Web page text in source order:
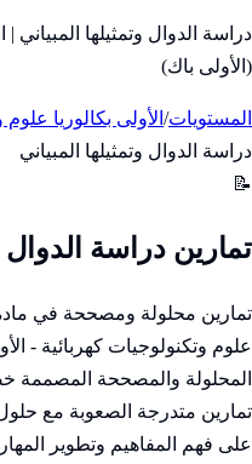
(الأولى باك)
المستويات/ الأولى بكالوريا
دراسة الدوال وتمثيلها المبياني
📝
تمارين دراسة الدوال
تمارين محلولة ومصححة في مادة
علوم وتكنولوجيات كهربائية -
المحلولة والمصححة المصممة
تمارين متدرجة الصعوبة مع
على فهم المفاهيم وتطوير